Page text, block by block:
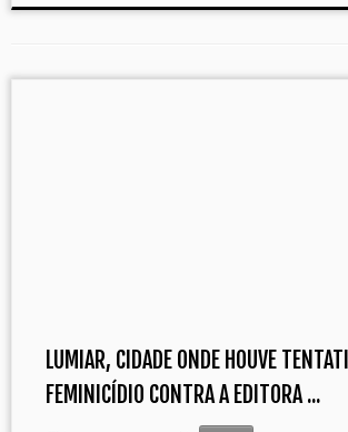
LUMIAR, CIDADE ONDE HOUVE
FEMINICÍDIO CONTRA A EDITORA ...